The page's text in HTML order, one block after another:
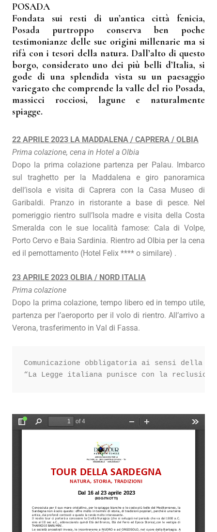
POSADA
Fondata sui resti di un’antica città fenicia,
Posada purtroppo conserva ben poche
testimonianze delle sue origini millenarie ma si
rifà con i tesori della natura. Dall’alto di questo
borgo, considerato uno dei più belli d’Italia, si
gode di una splendida vista su un paesaggio
variegato che comprende la valle del rio Posada,
massicci rocciosi, lagune e naturalmente
spiagge.
22 APRILE 2023 LA MADDALENA / CAPRERA / OLBIA
Prima colazione, cena in Hotel a Olbia
Dopo la prima colazione partenza per Palau. Imbarco
sul traghetto per la Maddalena e giro panoramica
dell’isola e visita di Caprera con la Casa Museo di
Garibaldi. Pranzo in ristorante a base di pesce. Nel
pomeriggio rientro sull’Isola madre e visita della Costa
Smeralda con le sue località famose: Cala di Volpe,
Porto Cervo e Baia Sardinia. Rientro ad Olbia per la cena
ed il pernottamento (Hotel Felix **** o similare) .
23 APRILE 2023 OLBIA / NORD ITALIA
Prima colazione
Dopo la prima colazione, tempo libero ed in tempo utile,
partenza per l’aeroporto per il volo di rientro. All’arrivo a
Verona, trasferimento in Val di Fassa.
Comunicazione obbligatoria ai sensi della
“La Legge italiana punisce con la